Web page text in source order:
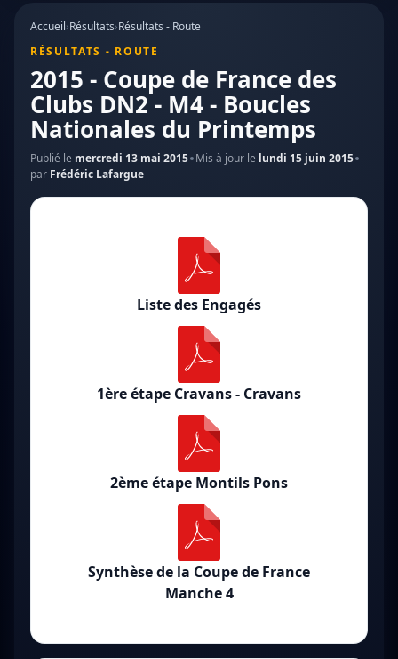
Accueil›Résultats›Résultats - Route
RÉSULTATS - ROUTE
2015 - Coupe de France des
Clubs DN2 - M4 - Boucles
Nationales du Printemps
Publié le mercredi 13 mai 2015 Mis à jour le lundi 15 juin 2015
par Frédéric Lafargue
Liste des Engagés
1ère étape Cravans - Cravans
2ème étape Montils Pons
Synthèse de la Coupe de France
Manche 4